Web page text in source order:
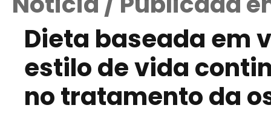
Dieta baseada em
estilo de vida
no tratamento da